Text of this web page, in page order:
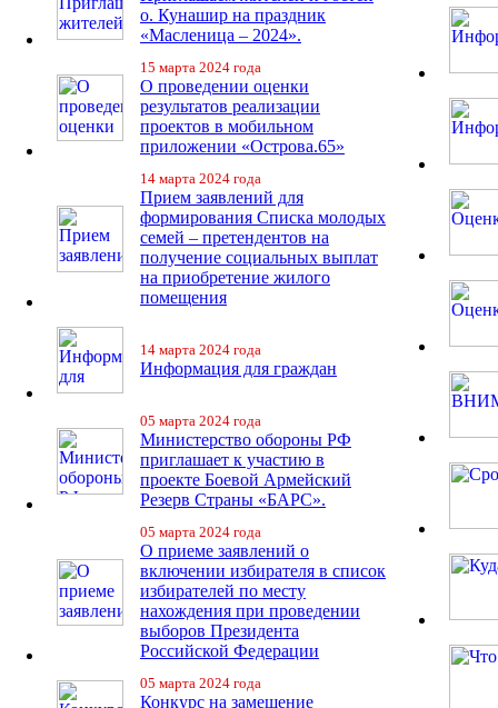
о. Кунашир на праздник
«Масленица – 2024».
15 марта 2024 года
О проведении оценки
результатов реализации
проектов в мобильном
приложении «Острова.65»
14 марта 2024 года
Прием заявлений для
формирования Списка молодых
семей – претендентов на
получение социальных выплат
на приобретение жилого
помещения
14 марта 2024 года
Информация для граждан
05 марта 2024 года
Министерство обороны РФ
приглашает к участию в
проекте Боевой Армейский
Резерв Страны «БАРС».
05 марта 2024 года
О приеме заявлений о
включении избирателя в список
избирателей по месту
нахождения при проведении
выборов Президента
Российской Федерации
05 марта 2024 года
Конкурс на замещение